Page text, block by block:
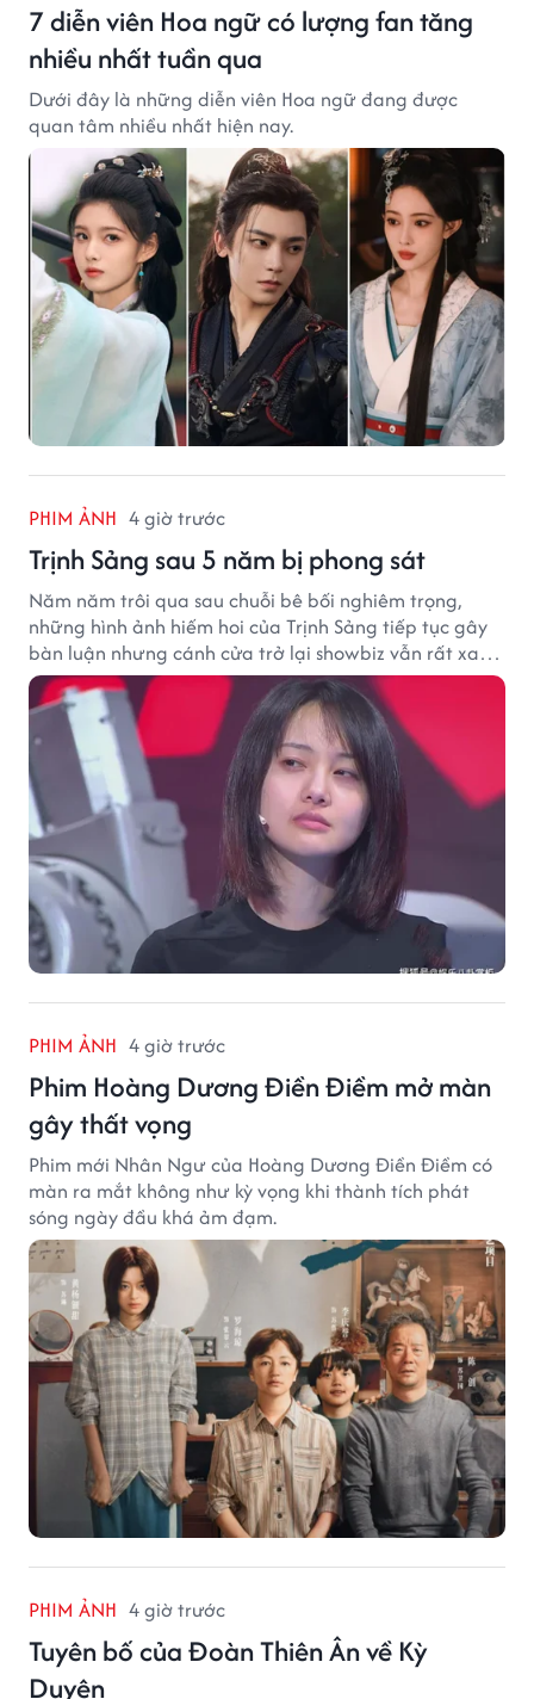
7 diễn viên Hoa ngữ có lượng fan tăng
nhiều nhất tuần qua
Dưới đây là những diễn viên Hoa ngữ đang được
quan tâm nhiều nhất hiện nay.
PHIM ẢNH 4 giờ trước
Trịnh Sảng sau 5 năm bị phong sát
Năm năm trôi qua sau chuỗi bê bối nghiêm trọng,
những hình ảnh hiếm hoi của Trịnh Sảng tiếp tục gây
bàn luận nhưng cánh cửa trở lại showbiz vẫn rất xa
vời.
PHIM ẢNH 4 giờ trước
Phim Hoàng Dương Điền Điềm mở màn
gây thất vọng
Phim mới Nhân Ngư của Hoàng Dương Điền Điềm có
màn ra mắt không như kỳ vọng khi thành tích phát
sóng ngày đầu khá ảm đạm.
PHIM ẢNH 4 giờ trước
Tuyên bố của Đoàn Thiên Ân về Kỳ
Duyên